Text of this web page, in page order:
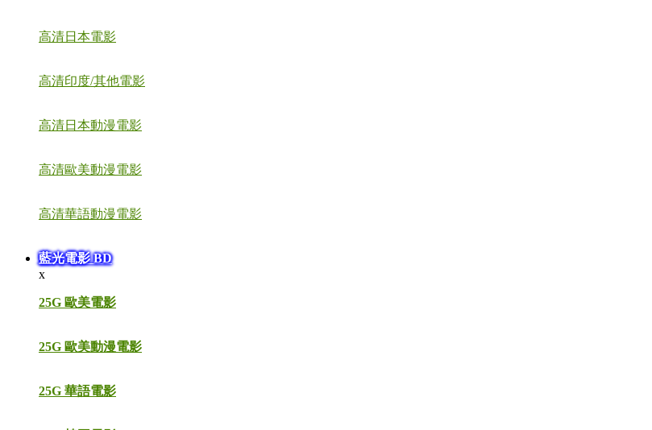
高清日本電影
高清印度/其他電影
高清日本動漫電影
高清歐美動漫電影
高清華語動漫電影
藍光電影 BD
x
25G 歐美電影
25G 歐美動漫電影
25G 華語電影